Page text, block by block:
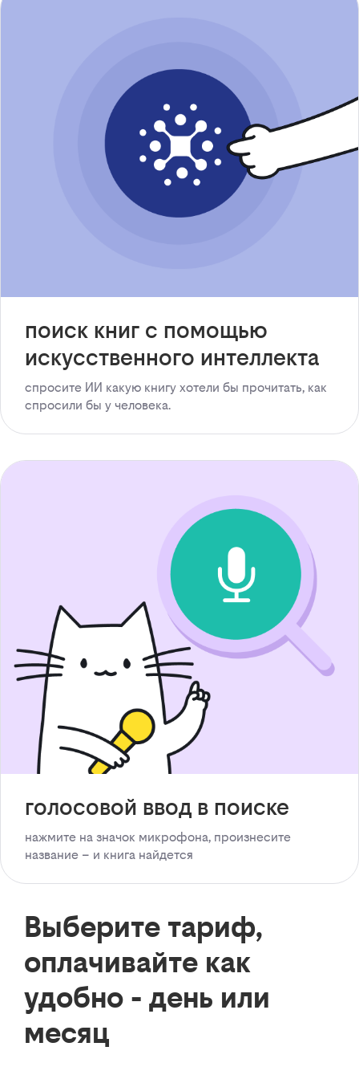
поиск книг с помощью
искусственного интеллекта
спросите ИИ какую книгу хотели бы прочитать, как
спросили бы у человека.
голосовой ввод в поиске
нажмите на значок микрофона, произнесите
название – и книга найдется
Выберите тариф,
оплачивайте как
удобно - день или
месяц